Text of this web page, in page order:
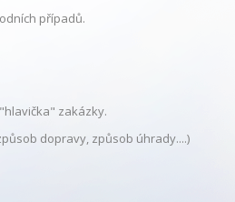
případů.
zakázky.
dopravy, způsob úhrady....)